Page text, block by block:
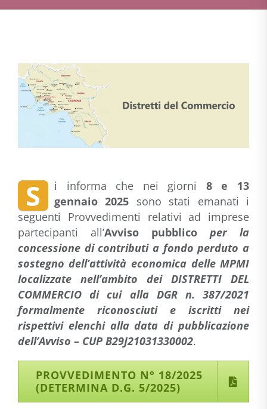
S i informa che nei giorni 8 e 13
gennaio 2025 sono stati emanati i
seguenti Provvedimenti relativi ad imprese
partecipanti all’Avviso pubblicoper la
concessione di contributi a fondo perduto a
sostegno dell’attività economica delle MPMI
localizzate nell’ambito dei DISTRETTI DEL
COMMERCIO di cui alla DGR n. 387/2021
formalmente riconosciuti e iscritti nei
rispettivi elenchi alla data di pubblicazione
dell’Avviso – CUP B29J21031330002.
PROVVEDIMENTO N° 18/2025
(DETERMINA D.G. 5/2025)